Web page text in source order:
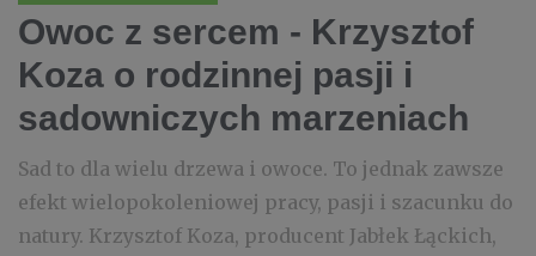
Owoc z sercem - Krzysztof
Koza o rodzinnej pasji i
sadowniczych marzeniach
Sad to dla wielu drzewa i owoce. To jednak zawsze
efekt wielopokoleniowej pracy, pasji i szacunku do
natury. Krzysztof Koza, producent Jabłek Łąckich,